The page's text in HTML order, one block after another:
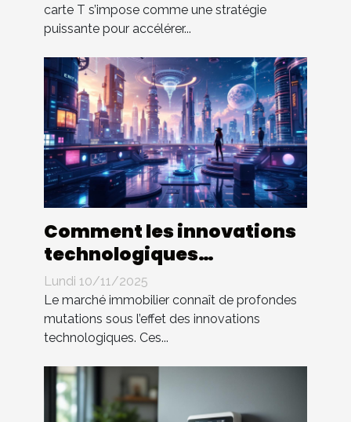
carte T s’impose comme une stratégie
puissante pour accélérer...
Comment les innovations
technologiques
transforment-elles le
marché immobilier ?
Lundi 10/11/2025
Le marché immobilier connaît de profondes
mutations sous l’effet des innovations
technologiques. Ces...